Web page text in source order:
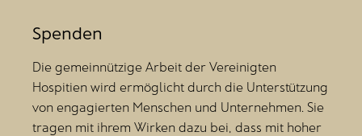
Spenden
Die gemeinnützige Arbeit der Vereinigten
Hospitien wird ermöglicht durch die Unterstützung
von engagierten Menschen und Unternehmen. Sie
tragen mit ihrem Wirken dazu bei, dass mit hoher